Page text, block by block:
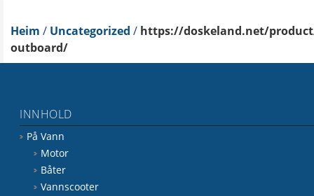
Heim / Uncategorized / https://doskeland.net/
outboard/
INNHOLD
På Vann
Motor
Båter
Vannscooter